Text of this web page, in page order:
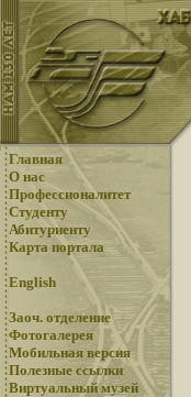
Главная
О нас
Профессионалитет
Студенту
Абитуриенту
Карта портала
English
Заоч. отделение
Фотогалерея
Мобильная версия
Полезные ссылки
Виртуальный музей